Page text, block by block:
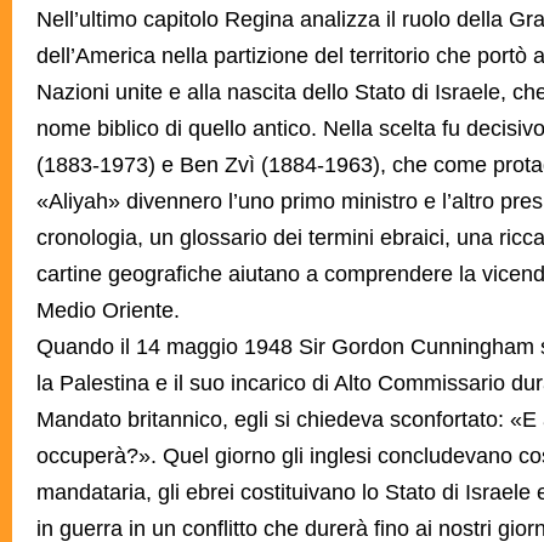
Nell’ultimo capitolo Regina analizza il ruolo della
dell’America nella partizione del territorio che portò
Nazioni unite e alla nascita dello Stato di Israele,
nome biblico di quello antico. Nella scelta fu
(1883-1973) e Ben Zvì (1884-1963), che come
«Aliyah» divennero l’uno primo ministro e l’altro
cronologia, un glossario dei termini ebraici, una
cartine geografiche aiutano a comprendere la
Medio Oriente.
Quando il 14 maggio 1948 Sir Gordon
la Palestina e il suo incarico di Alto Commissario
Mandato britannico, egli si chiedeva sconfortato:
occuperà?». Quel giorno gli inglesi concludevano
mandataria, gli ebrei costituivano lo Stato di Israele
in guerra in un conflitto che durerà fino ai nostri